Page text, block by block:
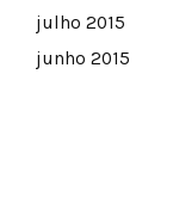
julho 2015
junho 2015